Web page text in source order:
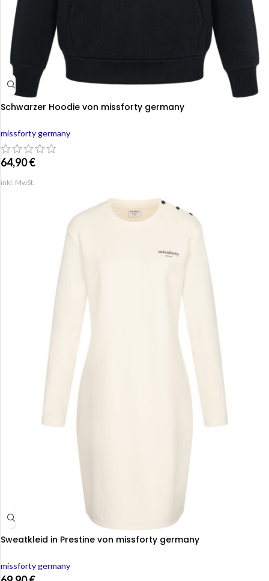
Schwarzer Hoodie von missforty germany
missforty germany
64,90€
inkl. MwSt.
Sweatkleid in Prestine von missforty germany
missforty germany